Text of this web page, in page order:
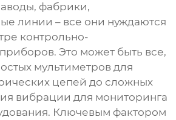
фабрики,
линии – все они нуждаются
контрольно-
. Это может быть все,
мультиметров для
цепей до сложных
вибрации для мониторинга
Ключевым фактором